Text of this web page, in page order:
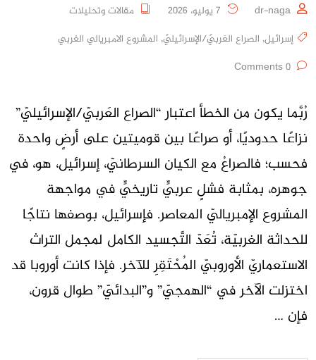
dr-naga
مقالات وتحليلات
إسرائيل, الصراع العَربيّ/الإسرائيليّ, المشروع الامبريالي الغربي
رُبَّما يكون من الخطأ اعتبار “الصراع العَربيّ/الإسرائيليّ”
نزاعًا حدوديًا، أو صراعًا بين قوميتين على أرضٍ واحدة
فحسب؛ فالصراعُ مع الكيان السرطانيّ، إسرائيل، هو، في
جوهره، بمثابة فشلٍ عربيٍّ تاريخيٍّ في مواجهة
المشروع الإمبرياليّ المعاصر. فإسرائيل، بوصفها نتاجًا
للحداثة الغربيّة، تُعَدّ التَّجسيد الكامل لمجمل التراث
الاستعماريّ الأوروبيّ المُحْتَقِرِ للآخر. فإذا كانت أوروبا قد
اختزلت الآخر في “الهمجيّ” و”البدائيّ” طوال قرون،
فإن …